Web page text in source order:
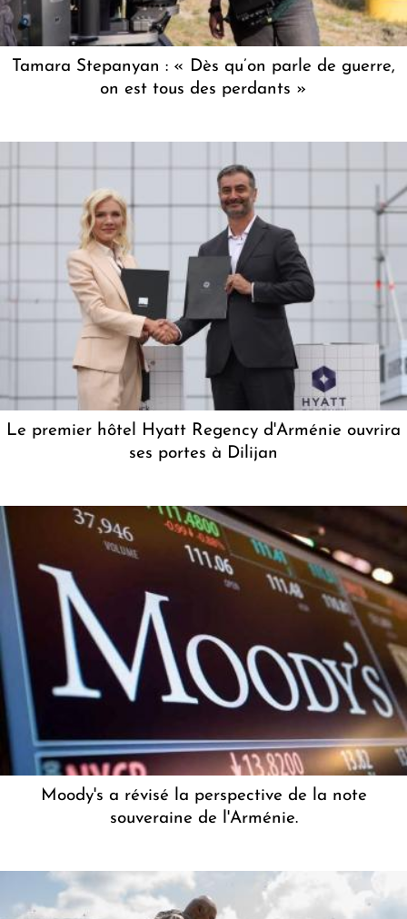
Tamara Stepanyan : « Dès qu’on parle de guerre,
on est tous des perdants »
Le premier hôtel Hyatt Regency d'Arménie ouvrira
ses portes à Dilijan
Moody's a révisé la perspective de la note
souveraine de l'Arménie.